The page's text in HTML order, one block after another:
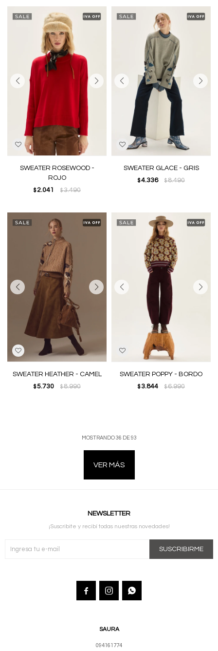
SWEATER ROSEWOOD -
ROJO
$ 2.041 $3.490
SWEATER GLACE - GRIS
$ 4.336 $8.490
SWEATER HEATHER - CAMEL
$ 5.730 $8.990
SWEATER POPPY - BORDO
$ 3.844 $6.990
MOSTRANDO36 DE93
VER MÁS
SAURA
094161774
NEWSLETTER
¡Suscribite y recibí todas nuestras novedades!
SUSCRIBIRME
  